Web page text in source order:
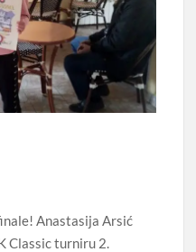
Anastasija Arsić
Classic turniru 2.